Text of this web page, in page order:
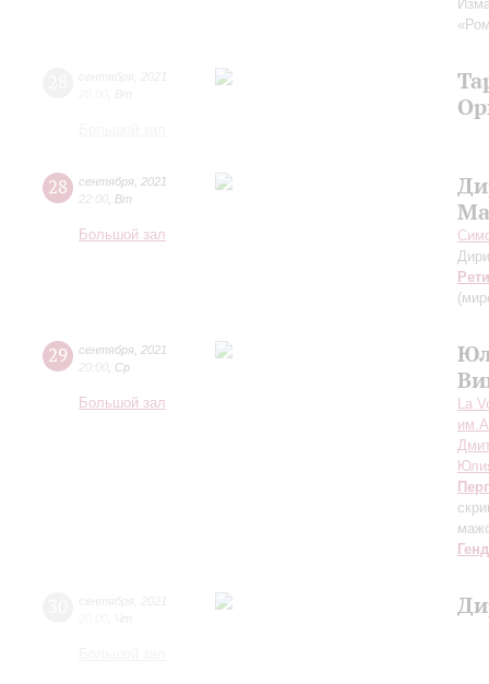
28 сентября 2021
22:00 Вт
Большой зал
29 сентября 2021
20:00 Ср
Большой зал
La